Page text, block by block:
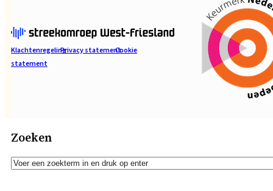
KlachtenregelingPrivacy statementCookie
statement
Zoeken
Zoeken